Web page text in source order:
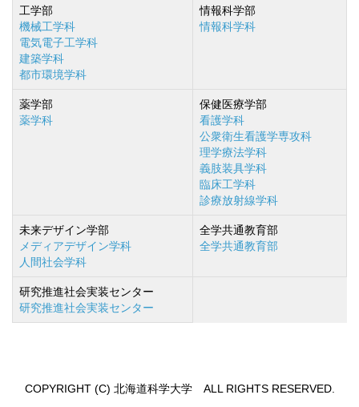
工学部
機械工学科
電気電子工学科
建築学科
都市環境学科
情報科学部
情報科学科
薬学部
薬学科
保健医療学部
看護学科
公衆衛生看護学専攻科
理学療法学科
義肢装具学科
臨床工学科
診療放射線学科
未来デザイン学部
メディアデザイン学科
人間社会学科
全学共通教育部
全学共通教育部
研究推進社会実装センター
研究推進社会実装センター
COPYRIGHT (C) 北海道科学大学 ALL RIGHTS RESERVED.